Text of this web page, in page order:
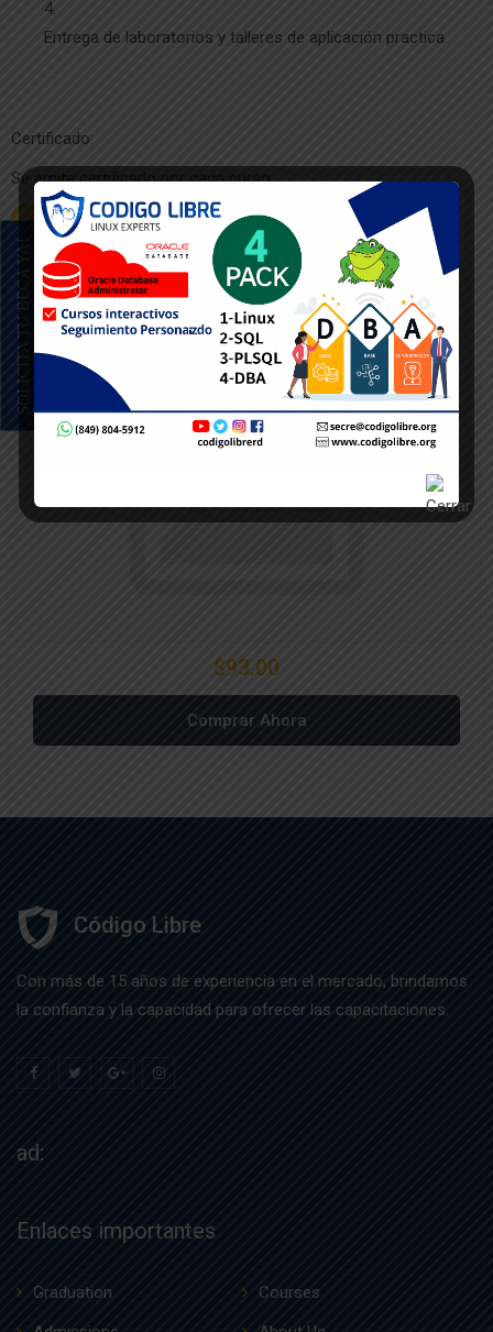
Entrega de laboratorios y talleres de aplicación practica.
Certificado:
Se emite certificado por cada curso.
$93.00
Comprar Ahora
Código Libre
Con más de 15 años de experiencia en el mercado, brindamos
la confianza y la capacidad para ofrecer las capacitaciones.
ad:
Enlaces importantes
Graduation
Courses
SOLICITA TU BECA YA!